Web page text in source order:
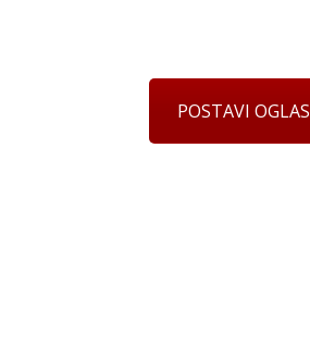
POSTAVI OGLAS